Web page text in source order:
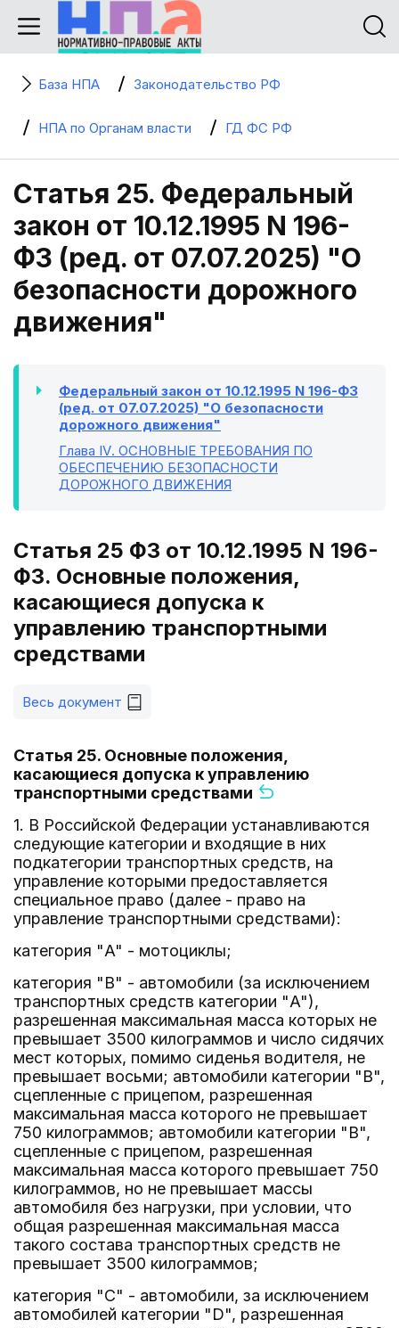
База НПА Законодательство РФ
НПА по Органам власти ГД ФС РФ
Статья 25. Федеральный
закон от 10.12.1995 N 196-
ФЗ (ред. от 07.07.2025) "О
безопасности дорожного
движения"
Федеральный закон от 10.12.1995 N 196-ФЗ
(ред. от 07.07.2025) "О безопасности
дорожного движения"
Глава IV. ОСНОВНЫЕ ТРЕБОВАНИЯ ПО
ОБЕСПЕЧЕНИЮ БЕЗОПАСНОСТИ
ДОРОЖНОГО ДВИЖЕНИЯ
Статья 25 ФЗ от 10.12.1995 N 196-
ФЗ. Основные положения,
касающиеся допуска к
управлению транспортными
средствами
Весь документ
Статья 25. Основные положения,
касающиеся допуска к управлению
транспортными средствами
1. В Российской Федерации устанавливаются
следующие категории и входящие в них
подкатегории транспортных средств, на
управление которыми предоставляется
специальное право (далее - право на
управление транспортными средствами):
категория "A" - мотоциклы;
категория "B" - автомобили (за исключением
транспортных средств категории "A"),
разрешенная максимальная масса которых не
превышает 3500 килограммов и число сидячих
мест которых, помимо сиденья водителя, не
превышает восьми; автомобили категории "B",
сцепленные с прицепом, разрешенная
максимальная масса которого не превышает
750 килограммов; автомобили категории "B",
сцепленные с прицепом, разрешенная
максимальная масса которого превышает 750
килограммов, но не превышает массы
автомобиля без нагрузки, при условии, что
общая разрешенная максимальная масса
такого состава транспортных средств не
превышает 3500 килограммов;
категория "C" - автомобили, за исключением
автомобилей категории "D", разрешенная